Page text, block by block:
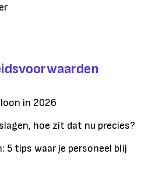
in 2026
hoe zit dat nu precies?
5 tips waar je personeel blij